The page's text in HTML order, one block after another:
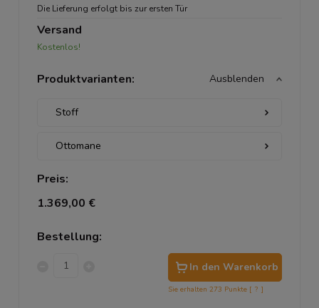
Die Lieferung erfolgt bis zur ersten Tür
Versand
Kostenlos!
Produktvarianten: Ausblenden
Preis:
1.369,00 €
Bestellung:
In den Warenkorb
Sie erhalten 273 Punkte [ ? ]